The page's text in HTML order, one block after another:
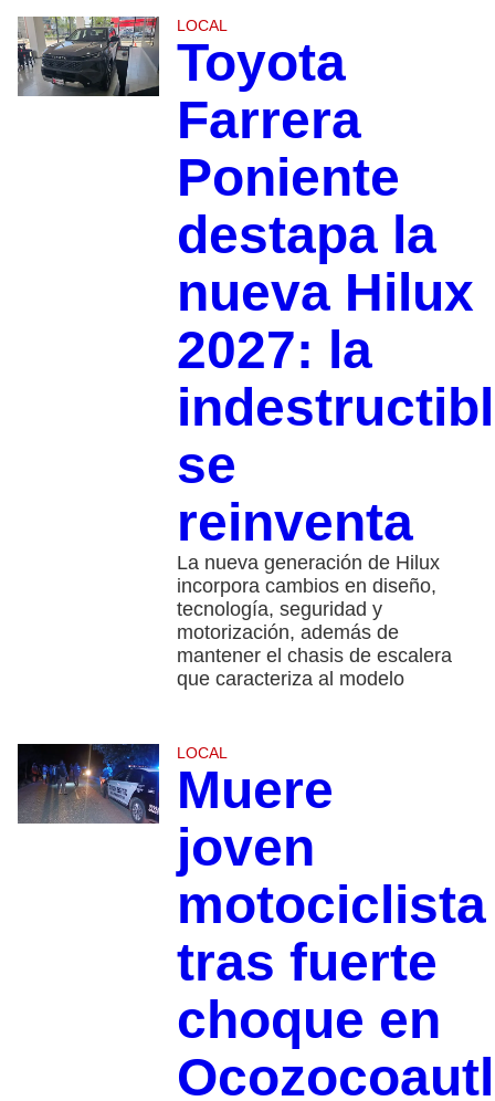
LOCAL
Toyota
Farrera
Poniente
destapa la
nueva Hilux
2027: la
se
reinventa
La nueva generación de Hilux
incorpora cambios en diseño,
tecnología, seguridad y
motorización, además de
mantener el chasis de escalera
que caracteriza al modelo
LOCAL
Muere
joven
motociclista
tras fuerte
choque en